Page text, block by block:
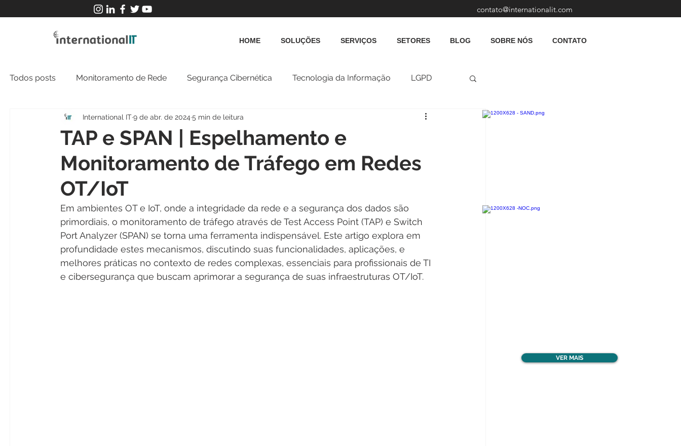
contato@internationalit.com
HOME SOLUÇÕES SERVIÇOS SETORES BLOG SOBRE NÓS CONTATO
Todos posts Monitoramento de Rede Segurança Cibernética Tecnologia da Informação LGPD
NOC Tecnologia Operacional
TAP e SPAN | Espelhamento e
Monitoramento de Tráfego em Redes
OT/IoT
International IT9 de abr. de 2024 5 min de leitura
Em ambientes OT e IoT, onde a integridade da rede e a segurança dos dados são
primordiais, o monitoramento de tráfego através de Test Access Point (TAP) e Switch
Port Analyzer (SPAN) se torna uma ferramenta indispensável. Este artigo explora em
profundidade estes mecanismos, discutindo suas funcionalidades, aplicações, e
melhores práticas no contexto de redes complexas, essenciais para profissionais de TI
e cibersegurança que buscam aprimorar a segurança de suas infraestruturas OT/IoT.
VER MAIS